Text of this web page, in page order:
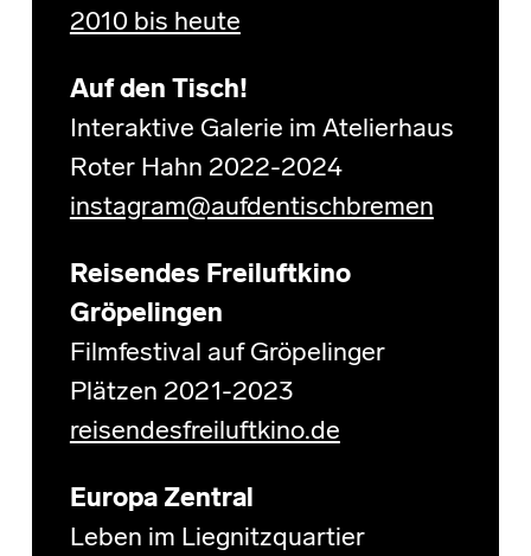
2010 bis heute
Auf den Tisch!
Interaktive Galerie im Atelierhaus
Roter Hahn 2022-2024
instagram@aufdentischbremen
Reisendes Freiluftkino
Gröpelingen
Filmfestival auf Gröpelinger
Plätzen 2021-2023
reisendesfreiluftkino.de
Europa Zentral
Leben im Liegnitzquartier